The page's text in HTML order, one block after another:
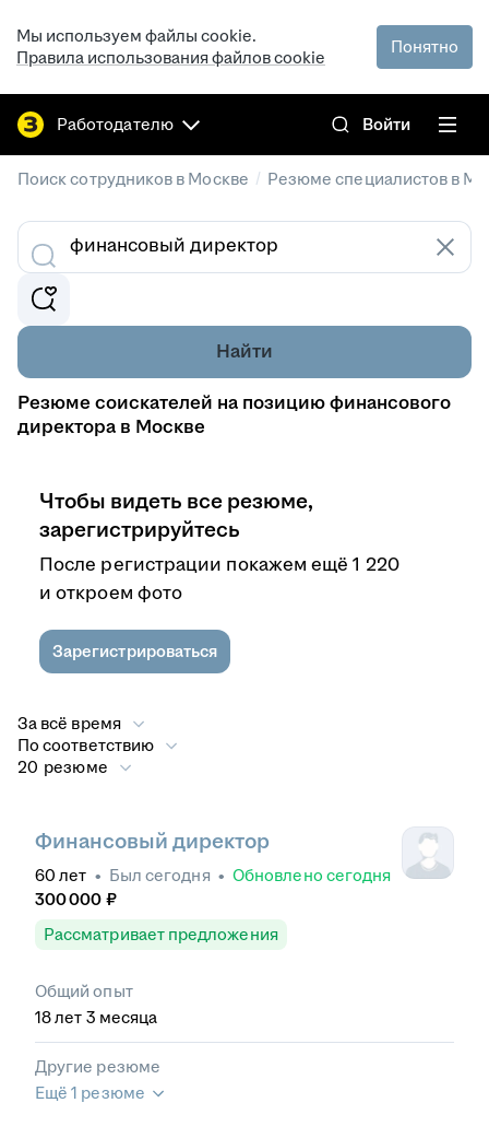
Мы используем файлы cookie.
Правила использования файлов cookie
Понятно
Работодателю Войти
Поиск сотрудников в Москве / Резюме специалистов в
Найти
Резюме соискателей на позицию финансового
директора в Москве
Чтобы видеть все резюме,
зарегистрируйтесь
После регистрации покажем ещё 1 220
и откроем фото
Зарегистрироваться
За всё время
По соответствию
20 резюме
Финансовый директор
60 лет • Был сегодня • Обновлено сегодня
300 000 ₽
Рассматривает предложения
Общий опыт
18лет 3 месяца
Другие резюме
Ещё 1 резюме